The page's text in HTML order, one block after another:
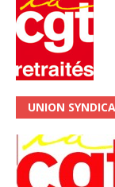
UNION